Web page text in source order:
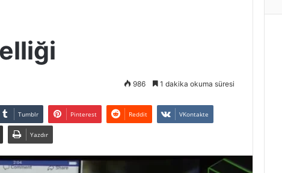
986 1 dakika okuma süresi
Tumblr Pinterest Reddit VKontakte
Yazdır